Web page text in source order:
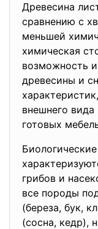
Древесина
сравнению с
меньшей
химическая
возможность
древесины и
внешнего
готовых
грибов и
все породы
(береза, бук,
(сосна, кедр),